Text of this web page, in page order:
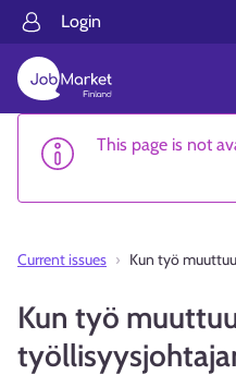
Login
This page is not
Current issues Kun työ
Kun työ